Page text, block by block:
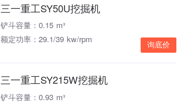
三一重工SY50U挖掘机
铲斗容量：0.15 m³
额定功率：29.1/39 kw/rpm
询底价
三一重工SY215W挖掘机
铲斗容量：0.93 m³